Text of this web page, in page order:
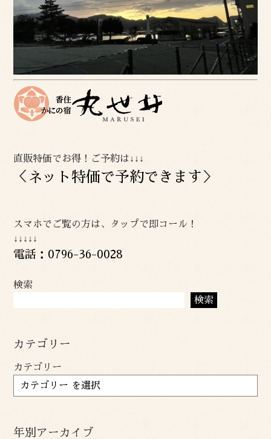
直販特価でお得！ご予約は↓↓↓
＜ ネット特価で予約できます ＞
スマホでご覧の方は、タップで即コール！
↓↓↓↓↓
電話：0796-36-0028
検索
検索
カテゴリー
カテゴリー
年別アーカイブ